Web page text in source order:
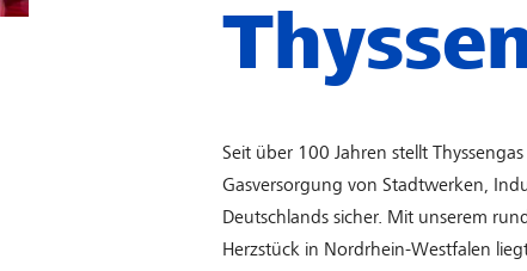
Seit über 100 Jahren stellt
Gasversorgung von Stadtwerken,
Deutschlands sicher. Mit unserem
Herzstück in Nordrhein-Westfalen